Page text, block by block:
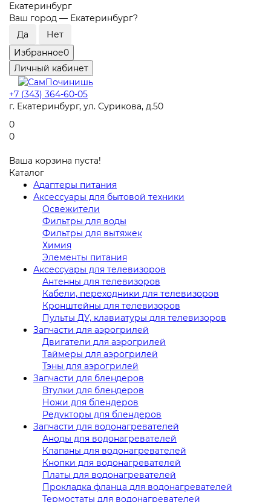
Екатеринбург
Ваш город — Екатеринбург?
Избранное0
Личный кабинет
+7 (343) 364-60-05
г. Екатеринбург, ул. Сурикова, д.50
0
0
Ваша корзина пуста!
Каталог
Адаптеры питания
Аксессуары для бытовой техники
Освежители
Фильтры для воды
Фильтры для вытяжек
Химия
Элементы питания
Аксессуары для телевизоров
Антенны для телевизоров
Кабели, переходники для телевизоров
Кронштейны для телевизоров
Пульты ДУ, клавиатуры для телевизоров
Запчасти для аэрогрилей
Двигатели для аэрогрилей
Таймеры для аэрогрилей
Тэны для аэрогрилей
Запчасти для блендеров
Втулки для блендеров
Ножи для блендеров
Редукторы для блендеров
Запчасти для водонагревателей
Аноды для водонагревателей
Клапаны для водонагревателей
Кнопки для водонагревателей
Платы для водонагревателей
Прокладка фланца для водонагревателей
Термостаты для водонагревателей